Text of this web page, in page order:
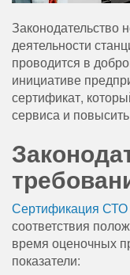
Законодательство
деятельности
проводится в
инициативе
сертификат,
сервиса и
Сертификация СТО
соответствия
время оценочных
показатели: